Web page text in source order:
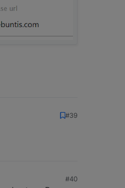
#39
#40